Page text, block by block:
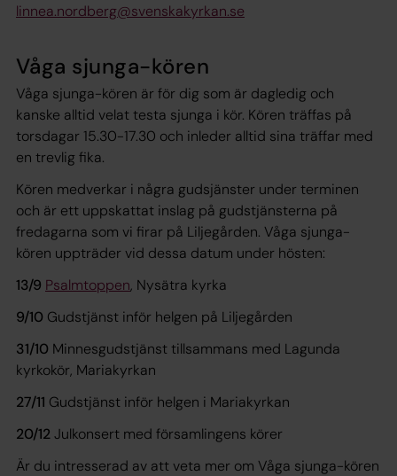
linnea.nordberg@svenskakyrkan.se
Våga sjunga-kören
Våga sjunga-kören är för dig som är dagledig och
kanske alltid velat testa sjunga i kör. Kören träffas på
torsdagar 15.30-17.30 och inleder alltid sina träffar med
en trevlig fika.
Kören medverkar i några gudsjänster under terminen
och är ett uppskattat inslag på gudstjänsterna på
fredagarna som vi firar på Liljegården. Våga sjunga-
kören uppträder vid dessa datum under hösten:
13/9 Psalmtoppen, Nysätra kyrka
9/10 Gudstjänst inför helgen på Liljegården
31/10 Minnesgudstjänst tillsammans med Lagunda
kyrkokör, Mariakyrkan
27/11 Gudstjänst inför helgen i Mariakyrkan
20/12Julkonsert med församlingens körer
Är du intresserad av att veta mer om Våga sjunga-kören